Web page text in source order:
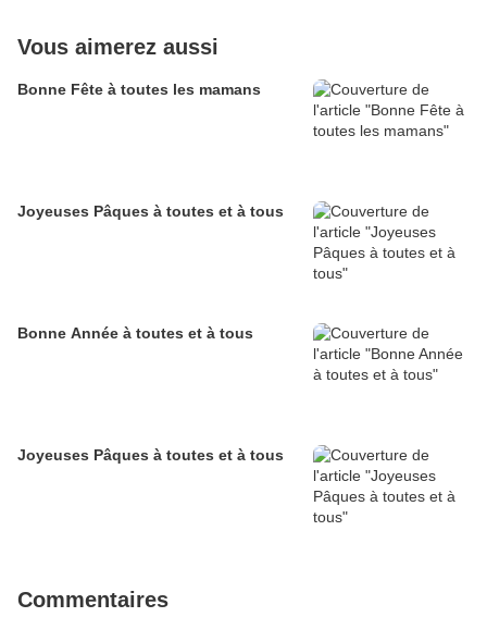
Vous aimerez aussi
Bonne Fête à toutes les mamans
Joyeuses Pâques à toutes et à tous
Bonne Année à toutes et à tous
Joyeuses Pâques à toutes et à tous
Commentaires